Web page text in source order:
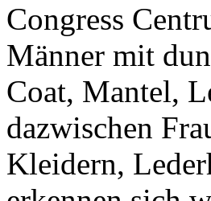
Congress
Männer mit
Coat, Mantel,
dazwischen
Kleidern,